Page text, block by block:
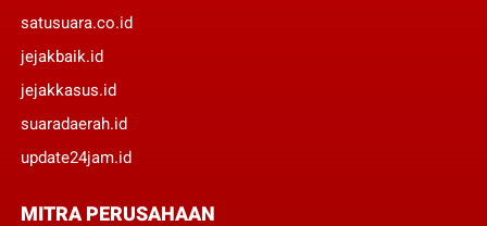
satusuara.co.id
jejakbaik.id
jejakkasus.id
suaradaerah.id
update24jam.id
MITRA PERUSAHAAN